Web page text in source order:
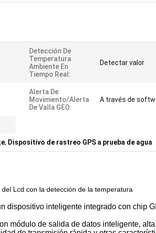
Detección De
Temperatura
Ambiente En
Tiempo Real:
Detectar valor
Alerta De
Movimiento/Alerta
De Valla GEO:
A través de
, Dispositivo de rastreo GPS a prueba de agua
Lcd con la detección de la temperatura
dispositivo inteligente integrado con chip
módulo de salida de datos inteligente,